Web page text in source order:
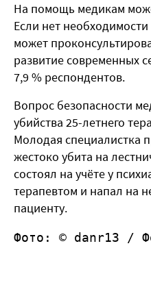
На помощь медикам
Если нет
может
развитие современных
7,9 % респондентов.
Вопрос безопасности
убийства 25-летнего
Молодая специалистка
жестоко убита на
состоял на учёте у
терапевтом и напал на
пациенту.
Фото: © danr13 /